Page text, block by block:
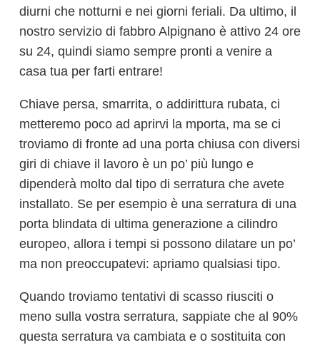
diurni che notturni e nei giorni feriali. Da ultimo, il
nostro servizio di fabbro Alpignano è attivo 24 ore
su 24, quindi siamo sempre pronti a venire a
casa tua per farti entrare!
Chiave persa, smarrita, o addirittura rubata, ci
metteremo poco ad aprirvi la mporta, ma se ci
troviamo di fronte ad una porta chiusa con diversi
giri di chiave il lavoro è un po’ più lungo e
dipenderà molto dal tipo di serratura che avete
installato. Se per esempio è una serratura di una
porta blindata di ultima generazione a cilindro
europeo, allora i tempi si possono dilatare un po’
ma non preoccupatevi: apriamo qualsiasi tipo.
Quando troviamo tentativi di scasso riusciti o
meno sulla vostra serratura, sappiate che al 90%
questa serratura va cambiata e o sostituita con